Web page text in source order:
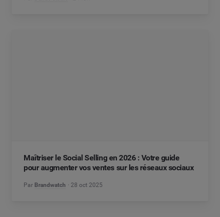
Maîtriser le Social Selling en 2026 : Votre guide
pour augmenter vos ventes sur les réseaux sociaux
Par Brandwatch 28 oct 2025